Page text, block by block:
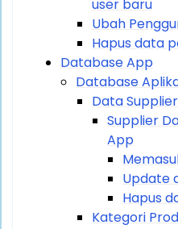
user baru
Ubah
Hapus data
Database App
Database
Data Supplier
Supplier
App
Update
Hapus
Kategori